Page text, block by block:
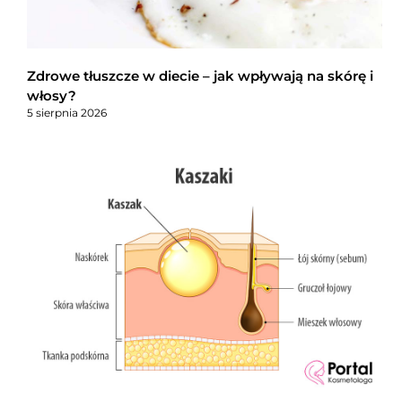
Zdrowe tłuszcze w diecie – jak wpływają na skórę i
włosy?
5 sierpnia 2026